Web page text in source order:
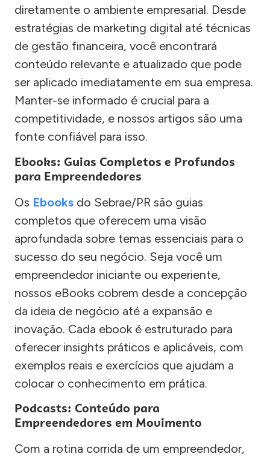
diretamente o ambiente empresarial. Desde
estratégias de marketing digital até técnicas
de gestão financeira, você encontrará
conteúdo relevante e atualizado que pode
ser aplicado imediatamente em sua empresa.
Manter-se informado é crucial para a
competitividade, e nossos artigos são uma
fonte confiável para isso.
Ebooks: Guias Completos e Profundos
para Empreendedores
Os Ebooks do Sebrae/PR são guias
completos que oferecem uma visão
aprofundada sobre temas essenciais para o
sucesso do seu negócio. Seja você um
empreendedor iniciante ou experiente,
nossos eBooks cobrem desde a concepção
da ideia de negócio até a expansão e
inovação. Cada ebook é estruturado para
oferecer insights práticos e aplicáveis, com
exemplos reais e exercícios que ajudam a
colocar o conhecimento em prática.
Podcasts: Conteúdo para
Empreendedores em Movimento
Com a rotina corrida de um empreendedor,